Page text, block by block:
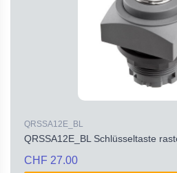
QRSSA12E_BL
QRSSA12E_BL Schlüsseltaste
CHF 27.00